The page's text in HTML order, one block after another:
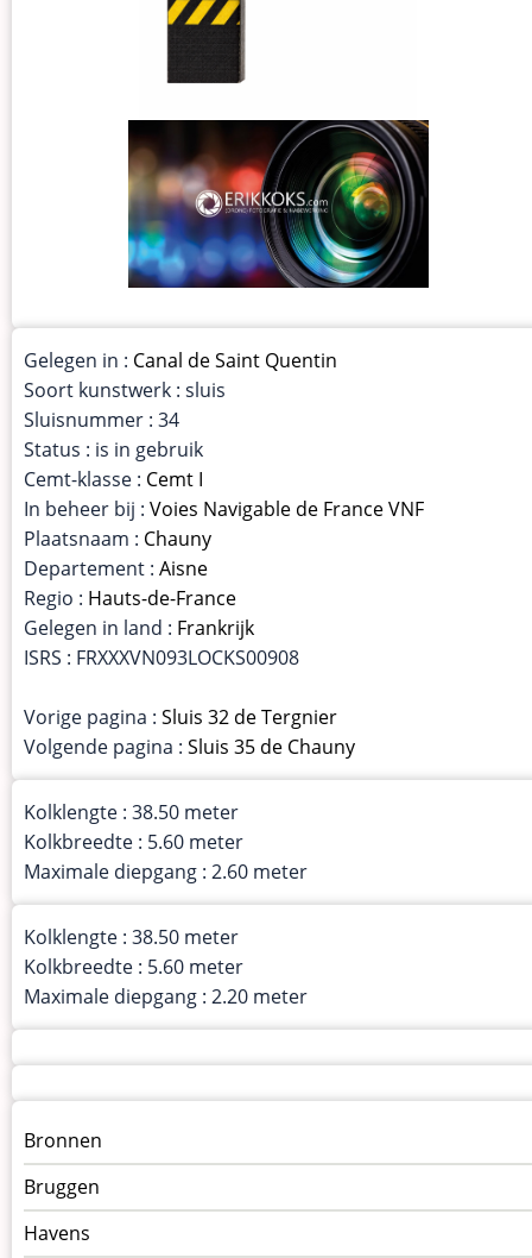
Gelegen in : Canal de Saint Quentin
Soort kunstwerk : sluis
Sluisnummer : 34
Status : is in gebruik
Cemt-klasse : Cemt I
In beheer bij : Voies Navigable de France VNF
Plaatsnaam : Chauny
Departement : Aisne
Regio : Hauts-de-France
Gelegen in land : Frankrijk
ISRS : FRXXXVN093LOCKS00908
Vorige pagina : Sluis 32 de Tergnier
Volgende pagina : Sluis 35 de Chauny
Kolklengte : 38.50 meter
Kolkbreedte : 5.60 meter
Maximale diepgang : 2.60 meter
Kolklengte : 38.50 meter
Kolkbreedte : 5.60 meter
Maximale diepgang : 2.20 meter
Menu
kunstwerken
op
kunstwerkpagina
Bronnen
Bruggen
Havens